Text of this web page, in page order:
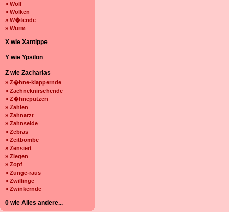
» Wolf
» Wolken
» W�tende
» Wurm
X wie Xantippe
Y wie Ypsilon
Z wie Zacharias
» Z�hne-klappernde
» Zaehneknirschende
» Z�hneputzen
» Zahlen
» Zahnarzt
» Zahnseide
» Zebras
» Zeitbombe
» Zensiert
» Ziegen
» Zopf
» Zunge-raus
» Zwillinge
» Zwinkernde
0 wie Alles andere...